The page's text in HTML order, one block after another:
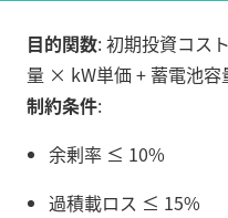
目的関数: 初期投資コス
量 × kW単価 + 蓄電池
制約条件:
余剰率 ≤ 10%
過積載ロス ≤ 15%